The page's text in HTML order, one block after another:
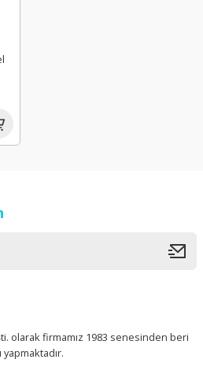
olarak firmamız 1983 senesinden beri
yapmaktadır.